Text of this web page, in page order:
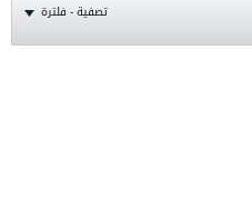
تصفية - فلترة